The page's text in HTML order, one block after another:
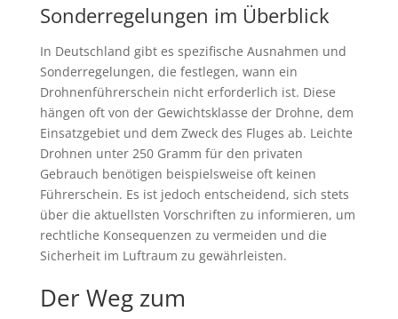
Sonderregelungen im Überblick
In Deutschland gibt es spezifische Ausnahmen und
Sonderregelungen, die festlegen, wann ein
Drohnenführerschein nicht erforderlich ist. Diese
hängen oft von der Gewichtsklasse der Drohne, dem
Einsatzgebiet und dem Zweck des Fluges ab. Leichte
Drohnen unter 250 Gramm für den privaten
Gebrauch benötigen beispielsweise oft keinen
Führerschein. Es ist jedoch entscheidend, sich stets
über die aktuellsten Vorschriften zu informieren, um
rechtliche Konsequenzen zu vermeiden und die
Sicherheit im Luftraum zu gewährleisten.
Der Weg zum